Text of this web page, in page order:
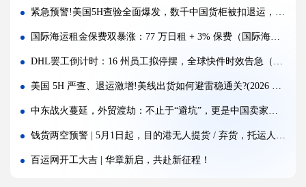
高光时刻 | 百运网携“稳达美国”系列产品闪耀亮相2026赛狐ERP跨境AI增长峰会
疯涨!海运巨头集体抬价，欧线一舱难求!外贸人如何破局？
蓄势扩容，焕新启航 | 百运网32000㎡全新标准化仓库正式启用！
假期不打烊 | 百运网运作中心五一假期照常接单入库，守护每一份跨境托付！
炸了！欧盟疯狂翻旧账，4000批国货被扣，涉案超11亿
紧急预警!美国5H查验全面爆发，数千中国货柜被扣退运，跨境卖家如何破局？
国际海运租金保费双暴涨：77 万日租 + 3% 保费（国际海运航运旧规则已失效吗）
DHL罢工倒计时：16 州员工拟停摆，全球快件时效告急（国际快递新闻资讯）
美国 5H 严查、退运激增!美线出货如何避雷稳通关?(2026 最新实操指南)
中东战火蔓延，外贸渡劫：不止于“避坑”，更是中国卖家的生死重构!
钱货两空预警 | 5月1日起，目的港无人提货 / 弃货，托运人全责兜底！跨境人如何自保?
百运网开工大吉 | 华章新启，共赴新征程！